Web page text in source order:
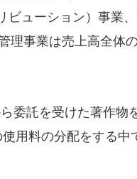
ビューション）事業
理事業は売上高全体
委託を受けた著作物
用料の分配をする中